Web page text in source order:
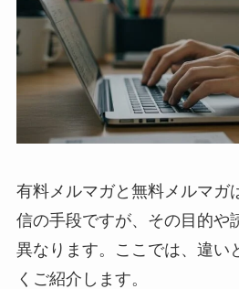
有料メルマガと無料メルマガ
信の手段ですが、その目的や
異なります。ここでは、違い
くご紹介します。